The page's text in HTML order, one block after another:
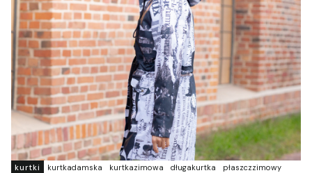
kurtki kurtkadamska kurtkazimowa długakurtka
płaszczzimowy